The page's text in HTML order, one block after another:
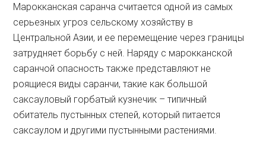
Марокканская саранча считается одной из самых
серьезных угроз сельскому хозяйству в
Центральной Азии, и ее перемещение через границы
затрудняет борьбу с ней. Наряду с марокканской
саранчой опасность также представляют не
роящиеся виды саранчи, такие как большой
саксауловый горбатый кузнечик – типичный
обитатель пустынных степей, который питается
саксаулом и другими пустынными растениями.